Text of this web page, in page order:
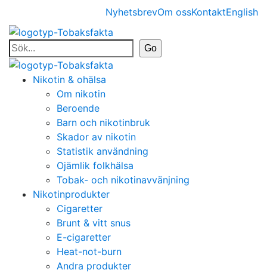
NyhetsbrevOm ossKontaktEnglish
Nikotin & ohälsa
Om nikotin
Beroende
Barn och nikotinbruk
Skador av nikotin
Statistik användning
Ojämlik folkhälsa
Tobak- och nikotinavvänjning
Nikotinprodukter
Cigaretter
Brunt & vitt snus
E-cigaretter
Heat-not-burn
Andra produkter